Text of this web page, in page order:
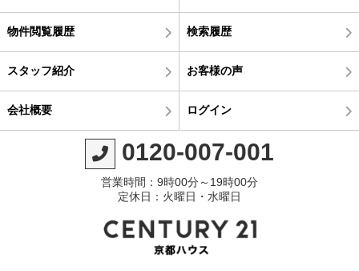
物件閲覧履歴 検索履歴
スタッフ紹介 お客様の声
会社概要 ログイン
0120-007-001
営業時間：9時00分～19時00分
定休日：火曜日・水曜日